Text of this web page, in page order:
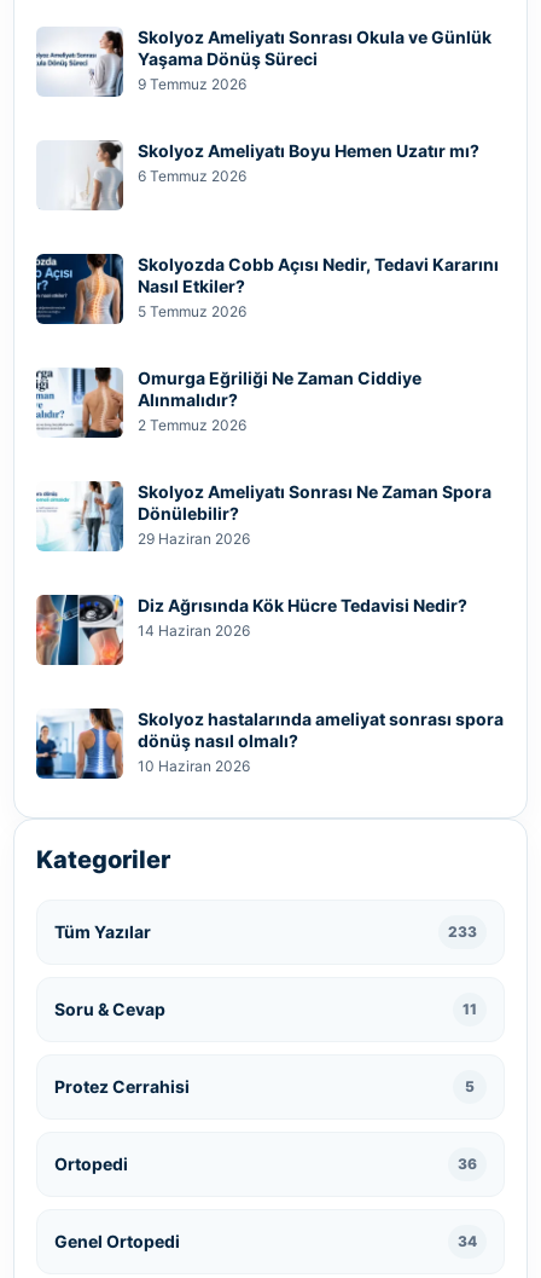
Skolyoz Ameliyatı Sonrası Okula ve Günlük
Yaşama Dönüş Süreci
9 Temmuz 2026
Skolyoz Ameliyatı Boyu Hemen Uzatır mı?
6 Temmuz 2026
Skolyozda Cobb Açısı Nedir, Tedavi Kararını
Nasıl Etkiler?
5 Temmuz 2026
Omurga Eğriliği Ne Zaman Ciddiye
Alınmalıdır?
2 Temmuz 2026
Skolyoz Ameliyatı Sonrası Ne Zaman Spora
Dönülebilir?
29 Haziran 2026
Diz Ağrısında Kök Hücre Tedavisi Nedir?
14 Haziran 2026
Skolyoz hastalarında ameliyat sonrası spora
dönüş nasıl olmalı?
10 Haziran 2026
Kategoriler
Tüm Yazılar 233
Soru & Cevap 11
Protez Cerrahisi 5
Ortopedi 36
Genel Ortopedi 34